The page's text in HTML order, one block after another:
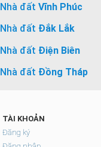
Nhà đất Vĩnh Phúc
Nhà đất Đắk Lắk
Nhà đất Điện Biên
Nhà đất Đồng Tháp
TÀI KHOẢN
Đăng ký